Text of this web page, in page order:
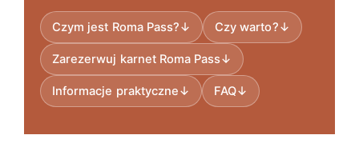
Czym jest Roma Pass?↓ Czy warto?↓
Zarezerwuj karnet Roma Pass↓
Informacje praktyczne↓ FAQ↓